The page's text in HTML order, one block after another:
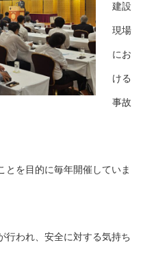
建設
現場
にお
ける
事故
とを目的に毎年開催していま
行われ、安全に対する気持ち